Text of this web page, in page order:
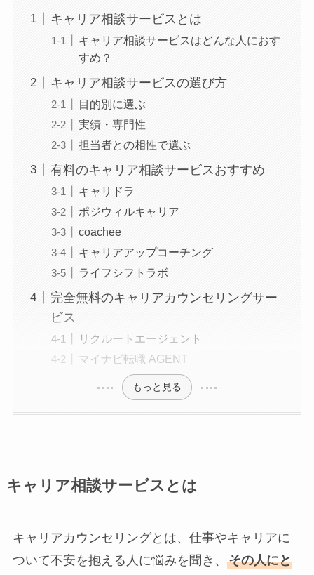
キャリア相談サービスとは
キャリア相談サービスはどんな人におす
すめ？
キャリア相談サービスの選び方
目的別に選ぶ
実績・専門性
担当者との相性で選ぶ
有料のキャリア相談サービスおすすめ
キャリドラ
ポジウィルキャリア
coachee
キャリアアップコーチング
ライフシフトラボ
完全無料のキャリアカウンセリングサー
ビス
リクルートエージェント
マイナビ転職 AGENT
もっと見る
キャリア相談サービスとは
キャリアカウンセリングとは、仕事やキャリアに
ついて不安を抱える人に悩みを聞き、 その人にと